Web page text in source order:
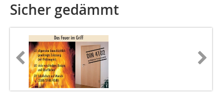
Sicher gedämmt